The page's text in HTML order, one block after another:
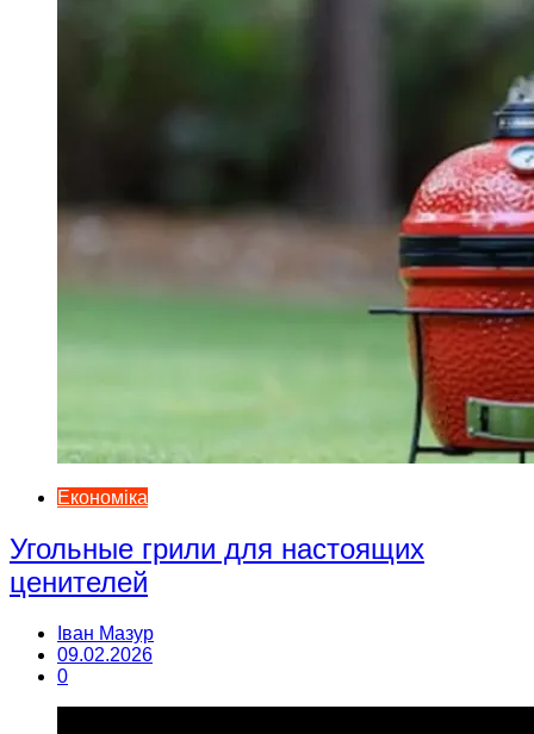
Економіка
Угольные грили для настоящих
ценителей
Іван Мазур
09.02.2026
0